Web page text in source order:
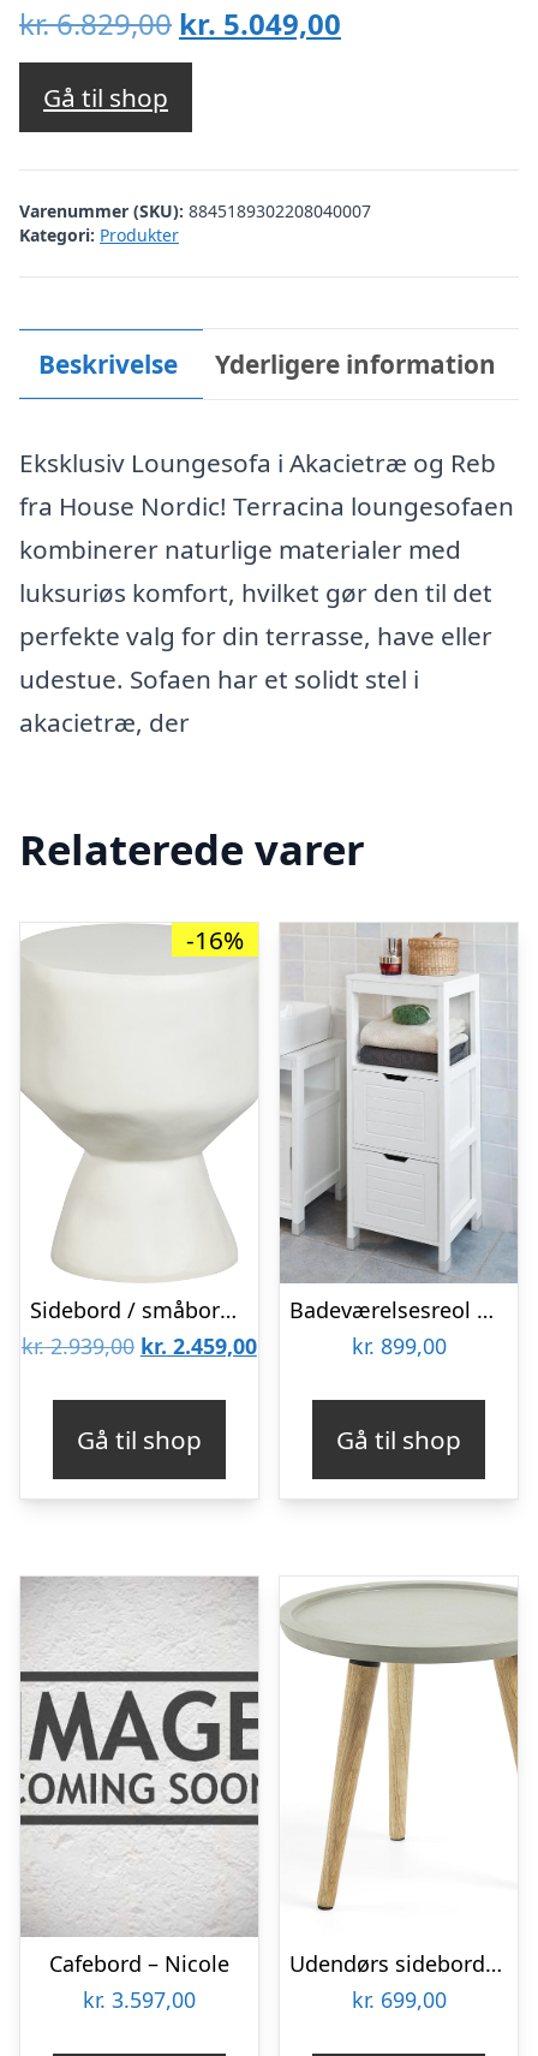
kr.6.829,00 Den
oprindelige
var:
kr. 6.829,00.
kr. 5.049,00
kr. 5.049,00.
Gå til shop
Varenummer (SKU): 8845189302208040007
Kategori: Produkter
Beskrivelse Yderligere information
Eksklusiv Loungesofa i Akacietræ og Reb
fra House Nordic! Terracina loungesofaen
kombinerer naturlige materialer med
luksuriøs komfort, hvilket gør den til det
perfekte valg for din terrasse, have eller
udestue. Sofaen har et solidt stel i
akacietræ, der
Relaterede varer
-16%
Sidebord / småbord WOOOD Collection, naturfarvet organisk design, fiberforstærket polymer, H50ÃB40ÃD40 cm
kr.2.939,00 Den
kr. 2.939,00.
kr. 2.459,00Den
kr. 2.459,00.
Gå til shop
Badeværelsesreol med fine detaljer og praktiske skuffer, 30 x 30 x 89 cm
kr. 899,00
Gå til shop
Cafebord – Nicole
kr. 3.597,00
Udendørs sidebord Kave Home Lucy Ø40 x H38 cm cement/gummitræ grå/natur
kr. 699,00